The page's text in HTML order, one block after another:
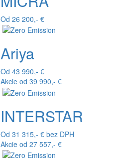
Od 26 200,- €
Ariya
Od 43 990,- €
Akcie od 39 990,- €
INTERSTAR
Od 31 315,- € bez DPH
Akcie od 27 557,- €